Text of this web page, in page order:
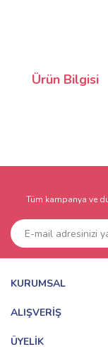
Ürün Bilgisi
Tüm kampanya ve
KURUMSAL
ALIŞVERİŞ
ÜYELİK